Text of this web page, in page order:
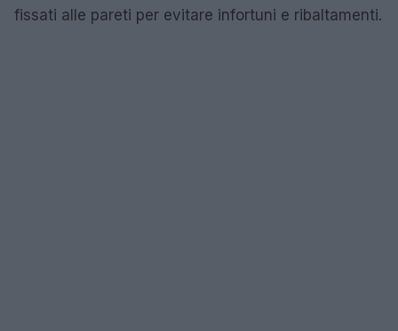
fissati alle pareti per evitare infortuni e ribaltamenti.